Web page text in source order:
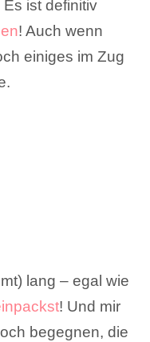
ist definitiv
! Auch wenn
einiges im Zug
lang – egal wie
! Und mir
begegnen, die